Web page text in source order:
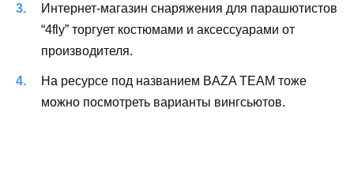
Интернет-магазин снаряжения для парашютистов
“4fly” торгует костюмами и аксессуарами от
производителя.
На ресурсе под названием BAZA TEAM тоже
можно посмотреть варианты вингсьютов.